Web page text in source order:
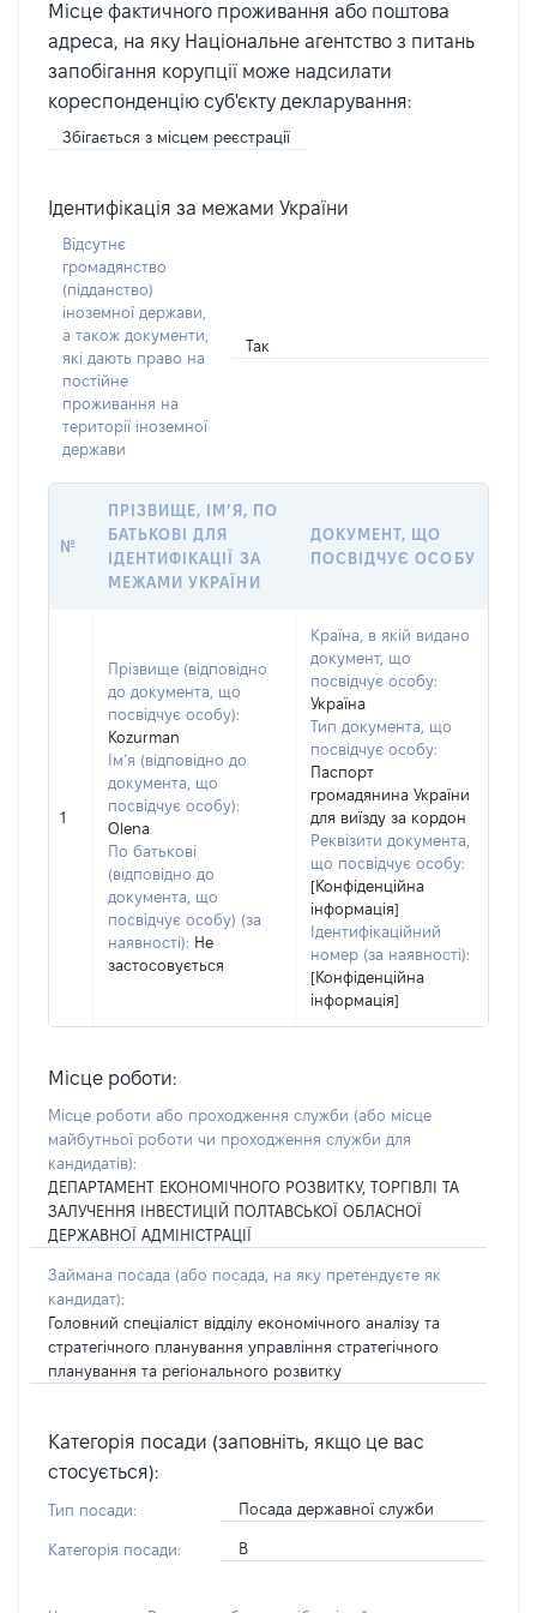
Місце фактичного проживання або поштова
адреса, на яку Національне агентство з питань
запобігання корупції може надсилати
кореспонденцію суб'єкту декларування:
Збігається з місцем реєстрації
Ідентифікація за межами України
Відсутнє
громадянство
(підданство)
іноземної держави,
а також документи,
які дають право на
постійне
проживання на
території іноземної
держави
Так
№
ПРІЗВИЩЕ, ІМ’Я, ПО
БАТЬКОВІ ДЛЯ
ІДЕНТИФІКАЦІЇ ЗА
МЕЖАМИ УКРАЇНИ
ДОКУМЕНТ, ЩО
ПОСВІДЧУЄ ОСОБУ
1
Прізвище (відповідно
до документа, що
посвідчує особу):
Kozurman
Ім’я (відповідно до
документа, що
посвідчує особу):
Olena
По батькові
(відповідно до
документа, що
посвідчує особу) (за
наявності): Не
застосовується
Країна, в якій видано
документ, що
посвідчує особу:
Україна
Тип документа, що
посвідчує особу:
Паспорт
громадянина України
для виїзду за кордон
Реквізити документа,
що посвідчує особу:
[Конфіденційна
інформація]
Ідентифікаційний
номер (за наявності):
[Конфіденційна
інформація]
Місце роботи:
Місце роботи або проходження служби (або місце
майбутньої роботи чи проходження служби для
кандидатів):
ДЕПАРТАМЕНТ ЕКОНОМІЧНОГО РОЗВИТКУ, ТОРГІВЛІ ТА
ЗАЛУЧЕННЯ ІНВЕСТИЦІЙ ПОЛТАВСЬКОЇ ОБЛАСНОЇ
ДЕРЖАВНОЇ АДМІНІСТРАЦІЇ
Займана посада (або посада, на яку претендуєте як
кандидат):
Головний спеціаліст відділу економічного аналізу та
стратегічного планування управління стратегічного
планування та регіонального розвитку
Категорія посади (заповніть, якщо це вас
стосується):
Тип посади: Посада державної служби
Категорія посади: В